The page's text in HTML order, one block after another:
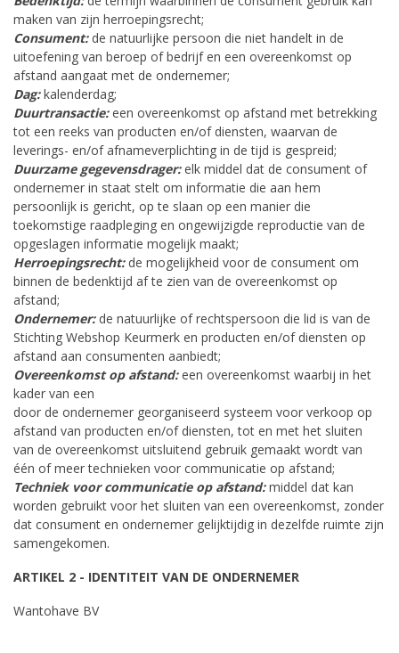
maken van zijn herroepingsrecht;
Consument:de natuurlijke persoon die niet handelt in de
uitoefening van beroep of bedrijf en een overeenkomst op
afstand aangaat met de ondernemer;
Dag:kalenderdag;
Duurtransactie:een overeenkomst op afstand met betrekking
tot een reeks van producten en/of diensten, waarvan de
leverings- en/of afnameverplichting in de tijd is gespreid;
Duurzame gegevensdrager:elk middel dat de consument of
ondernemer in staat stelt om informatie die aan hem
persoonlijk is gericht, op te slaan op een manier die
toekomstige raadpleging en ongewijzigde reproductie van de
opgeslagen informatie mogelijk maakt;
Herroepingsrecht:de mogelijkheid voor de consument om
binnen de bedenktijd af te zien van de overeenkomst op
afstand;
Ondernemer:de natuurlijke of rechtspersoon die lid is van de
Stichting Webshop Keurmerk en producten en/of diensten op
afstand aan consumenten aanbiedt;
Overeenkomst op afstand:een overeenkomst waarbij in het
kader van een
door de ondernemer georganiseerd systeem voor verkoop op
afstand van producten en/of diensten, tot en met het sluiten
van de overeenkomst uitsluitend gebruik gemaakt wordt van
één of meer technieken voor communicatie op afstand;
Techniek voor communicatie op afstand:middel dat kan
worden gebruikt voor het sluiten van een overeenkomst, zonder
dat consument en ondernemer gelijktijdig in dezelfde ruimte zijn
samengekomen.
ARTIKEL 2 - IDENTITEIT VAN DE ONDERNEMER
Wantohave BV